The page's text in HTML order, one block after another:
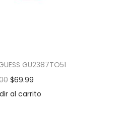
GU2387TO51
$69.99
al carrito